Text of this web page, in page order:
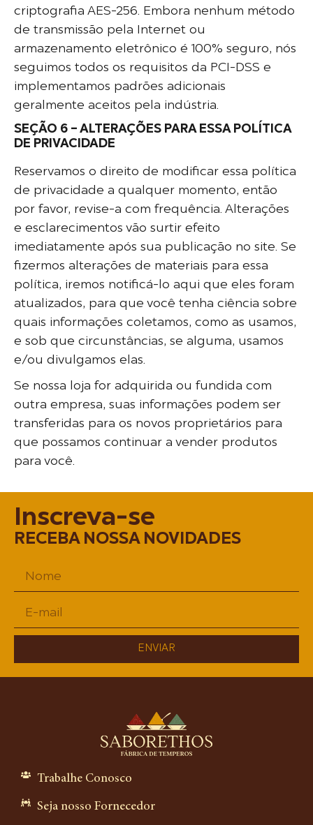
criptografia AES-256. Embora nenhum método
de transmissão pela Internet ou
armazenamento eletrônico é 100% seguro, nós
seguimos todos os requisitos da PCI-DSS e
implementamos padrões adicionais
geralmente aceitos pela indústria.
SEÇÃO 6 – ALTERAÇÕES PARA ESSA POLÍTICA
DE PRIVACIDADE
Reservamos o direito de modificar essa política
de privacidade a qualquer momento, então
por favor, revise-a com frequência. Alterações
e esclarecimentos vão surtir efeito
imediatamente após sua publicação no site. Se
fizermos alterações de materiais para essa
política, iremos notificá-lo aqui que eles foram
atualizados, para que você tenha ciência sobre
quais informações coletamos, como as usamos,
e sob que circunstâncias, se alguma, usamos
e/ou divulgamos elas.
Se nossa loja for adquirida ou fundida com
outra empresa, suas informações podem ser
transferidas para os novos proprietários para
que possamos continuar a vender produtos
para você.
Inscreva-se
RECEBA NOSSA NOVIDADES
ENVIAR
Trabalhe Conosco
Seja nosso Fornecedor